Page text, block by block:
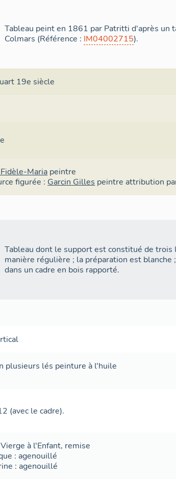
Tableau peint en 1861 par Patritti d'après un
Colmars (Référence : IM04002715).
19e siècle
Maria peintre
figurée : Garcin Gilles peintre attribution
Tableau dont le support est constitué de
manière régulière ; la préparation est
dans un cadre en bois rapporté.
plusieurs lés peinture à l'huile
(avec le cadre).
Vierge à l'Enfant, remise
: agenouillé
: agenouillé